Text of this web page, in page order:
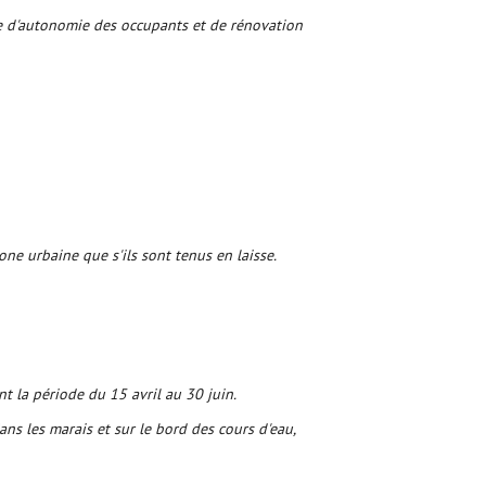
des occupants et de rénovation
urbaine que s'ils sont tenus en laisse.
la période du 15 avril au 30 juin.
les marais et sur le bord des cours d'eau,